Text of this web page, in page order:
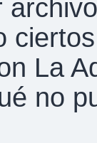
La
no